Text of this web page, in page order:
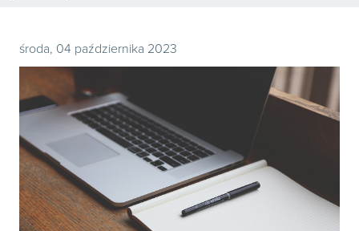
Bestsellery
Nowości
Zapowiedzi 
Prenumerata 2026 
środa, 04 października 2023